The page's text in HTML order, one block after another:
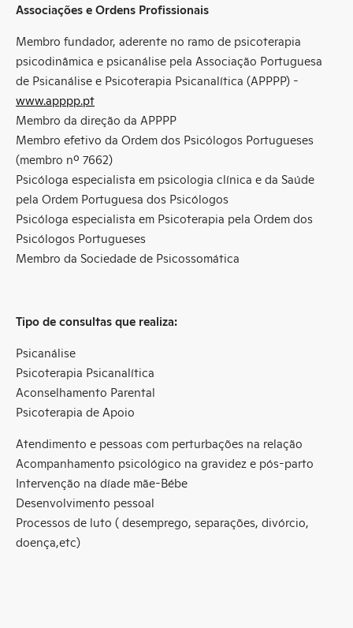
Associações e Ordens Profissionais
Membro fundador, aderente no ramo de psicoterapia
psicodinâmica e psicanálise pela Associação Portuguesa
de Psicanálise e Psicoterapia Psicanalítica (APPPP) -
www.apppp.pt
Membro da direção da APPPP
Membro efetivo da Ordem dos Psicólogos Portugueses
(membro nº 7662)
Psicóloga especialista em psicologia clínica e da Saúde
pela Ordem Portuguesa dos Psicólogos
Psicóloga especialista em Psicoterapia pela Ordem dos
Psicólogos Portugueses
Membro da Sociedade de Psicossomática
Tipo de consultas que realiza:
Psicanálise
Psicoterapia Psicanalítica
Aconselhamento Parental
Psicoterapia de Apoio
Atendimento e pessoas com perturbações na relação
Acompanhamento psicológico na gravidez e pós-parto
Intervenção na díade mãe-Bébe
Desenvolvimento pessoal
Processos de luto ( desemprego, separações, divórcio,
doença,etc)